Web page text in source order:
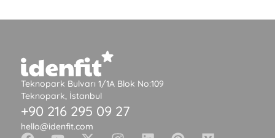
Teknopark Bulvarı 1/1A Blok No:109
Teknopark, İstanbul
+90 216 295 09 27
hello@idenfit.com